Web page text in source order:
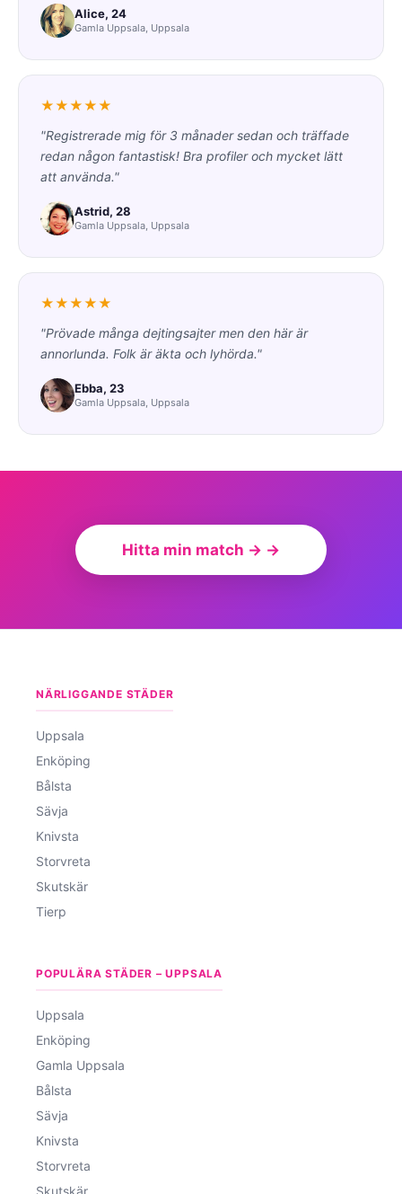
Alice, 24
Gamla Uppsala, Uppsala
★★★★★
"Registrerade mig för 3 månader sedan och träffade
redan någon fantastisk! Bra profiler och mycket lätt
att använda."
Astrid, 28
Gamla Uppsala, Uppsala
★★★★★
"Prövade många dejtingsajter men den här är
annorlunda. Folk är äkta och lyhörda."
Ebba, 23
Gamla Uppsala, Uppsala
Hitta min match → →
NÄRLIGGANDE STÄDER
Uppsala
Enköping
Bålsta
Sävja
Knivsta
Storvreta
Skutskär
Tierp
POPULÄRA STÄDER – UPPSALA
Uppsala
Enköping
Gamla Uppsala
Bålsta
Sävja
Knivsta
Storvreta
Skutskär